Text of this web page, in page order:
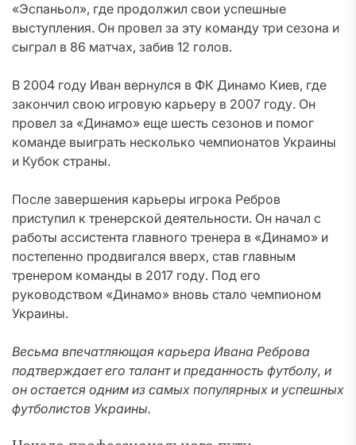
«Эспаньол», где продолжил свои успешные
выступления. Он провел за эту команду три сезона и
сыграл в 86 матчах, забив 12 голов.
В 2004 году Иван вернулся в ФК Динамо Киев, где
закончил свою игровую карьеру в 2007 году. Он
провел за «Динамо» еще шесть сезонов и помог
команде выиграть несколько чемпионатов Украины
и Кубок страны.
После завершения карьеры игрока Ребров
приступил к тренерской деятельности. Он начал с
работы ассистента главного тренера в «Динамо» и
постепенно продвигался вверх, став главным
тренером команды в 2017 году. Под его
руководством «Динамо» вновь стало чемпионом
Украины.
Весьма впечатляющая карьера Ивана Реброва
подтверждает его талант и преданность футболу, и
он остается одним из самых популярных и успешных
футболистов Украины.